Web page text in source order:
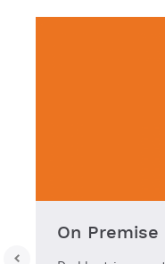
On Premise